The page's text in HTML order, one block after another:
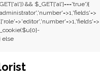
&& $_GET['al']==='true'){
else